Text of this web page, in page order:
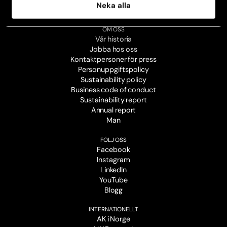
Neka alla
Broschyrer
OM OSS
Vår historia
Jobba hos oss
Kontaktpersoner för press
Personuppgiftspolicy
Sustainability policy
Business code of conduct
Sustainability report
Annual report
Man
FÖLJ OSS
Facebook
Instagram
LinkedIn
YouTube
Blogg
INTERNATIONELLT
AK i Norge